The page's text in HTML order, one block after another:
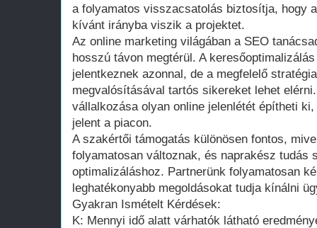
a folyamatos visszacsatolás biztosítja, hogy
kívánt irányba viszik a projektet.
Az online marketing világában a SEO
hosszú távon megtérül. A
jelentkeznek azonnal, de a megfelelő
megvalósításával tartós sikereket lehet
vállalkozása olyan online jelenlétét építheti
jelent a piacon.
A szakértői támogatás különösen fontos,
folyamatosan változnak, és naprakész tudás
optimalizáláshoz. Partnerünk folyamatosan
leghatékonyabb megoldásokat tudja kínálni
Gyakran Ismételt Kérdések:
K: Mennyi idő alatt várhatók látható